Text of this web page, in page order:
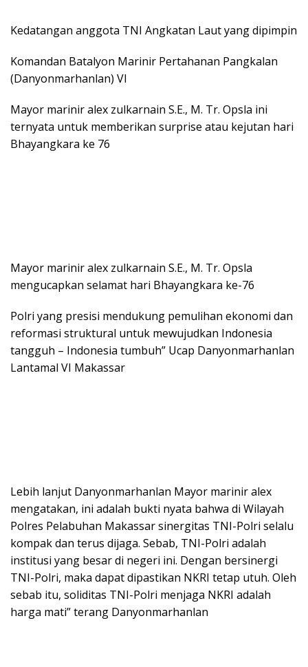
Kedatangan anggota TNI Angkatan Laut yang dipimpin
Komandan Batalyon Marinir Pertahanan Pangkalan
(Danyonmarhanlan) VI
Mayor marinir alex zulkarnain S.E., M. Tr. Opsla ini
ternyata untuk memberikan surprise atau kejutan hari
Bhayangkara ke 76
Mayor marinir alex zulkarnain S.E., M. Tr. Opsla
mengucapkan selamat hari Bhayangkara ke-76
Polri yang presisi mendukung pemulihan ekonomi dan
reformasi struktural untuk mewujudkan Indonesia
tangguh – Indonesia tumbuh” Ucap Danyonmarhanlan
Lantamal VI Makassar
Lebih lanjut Danyonmarhanlan Mayor marinir alex
mengatakan, ini adalah bukti nyata bahwa di Wilayah
Polres Pelabuhan Makassar sinergitas TNI-Polri selalu
kompak dan terus dijaga. Sebab, TNI-Polri adalah
institusi yang besar di negeri ini. Dengan bersinergi
TNI-Polri, maka dapat dipastikan NKRI tetap utuh. Oleh
sebab itu, soliditas TNI-Polri menjaga NKRI adalah
harga mati” terang Danyonmarhanlan